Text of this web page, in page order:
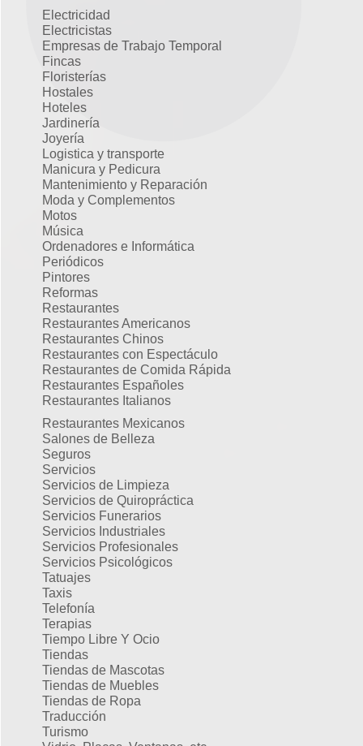
Electricidad
Electricistas
Empresas de Trabajo Temporal
Fincas
Floristerías
Hostales
Hoteles
Jardinería
Joyería
Logistica y transporte
Manicura y Pedicura
Mantenimiento y Reparación
Moda y Complementos
Motos
Música
Ordenadores e Informática
Periódicos
Pintores
Reformas
Restaurantes
Restaurantes Americanos
Restaurantes Chinos
Restaurantes con Espectáculo
Restaurantes de Comida Rápida
Restaurantes Españoles
Restaurantes Italianos
Restaurantes Mexicanos
Salones de Belleza
Seguros
Servicios
Servicios de Limpieza
Servicios de Quiropráctica
Servicios Funerarios
Servicios Industriales
Servicios Profesionales
Servicios Psicológicos
Tatuajes
Taxis
Telefonía
Terapias
Tiempo Libre Y Ocio
Tiendas
Tiendas de Mascotas
Tiendas de Muebles
Tiendas de Ropa
Traducción
Turismo